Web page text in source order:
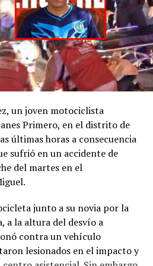
un joven motociclista
Primero, en el distrito de
últimas horas a consecuencia
sufrió en un accidente de
del martes en el
junto a su novia por la
a la altura del desvío a
contra un vehículo
lesionados en el impacto y